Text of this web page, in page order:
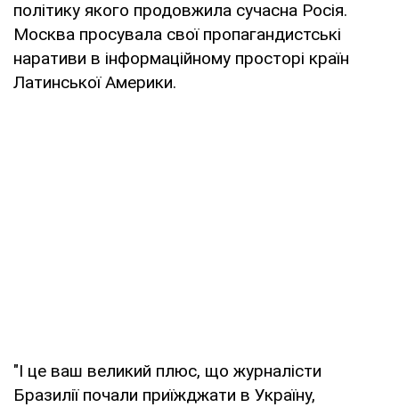
політику якого продовжила сучасна Росія.
Москва просувала свої пропагандистські
наративи в інформаційному просторі країн
Латинської Америки.
"І це ваш великий плюс, що журналісти
Бразилії почали приїжджати в Україну,